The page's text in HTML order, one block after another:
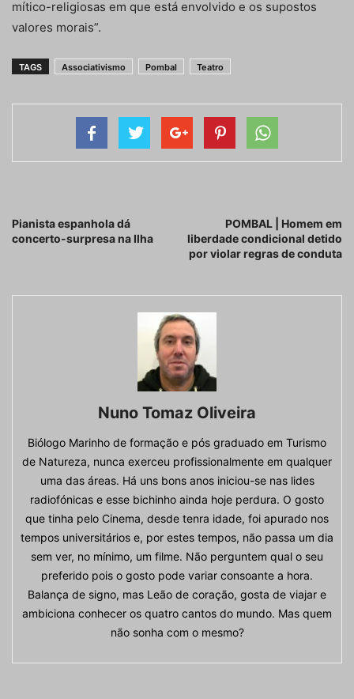
mítico-religiosas em que está envolvido e os supostos
valores morais”.
TAGS Associativismo Pombal Teatro
Pianista espanhola dá
concerto-surpresa na Ilha
POMBAL | Homem em
liberdade condicional detido
por violar regras de conduta
Nuno Tomaz Oliveira
Biólogo Marinho de formação e pós graduado em Turismo
de Natureza, nunca exerceu profissionalmente em qualquer
uma das áreas. Há uns bons anos iniciou-se nas lides
radiofónicas e esse bichinho ainda hoje perdura. O gosto
que tinha pelo Cinema, desde tenra idade, foi apurado nos
tempos universitários e, por estes tempos, não passa um dia
sem ver, no mínimo, um filme. Não perguntem qual o seu
preferido pois o gosto pode variar consoante a hora.
Balança de signo, mas Leão de coração, gosta de viajar e
ambiciona conhecer os quatro cantos do mundo. Mas quem
não sonha com o mesmo?